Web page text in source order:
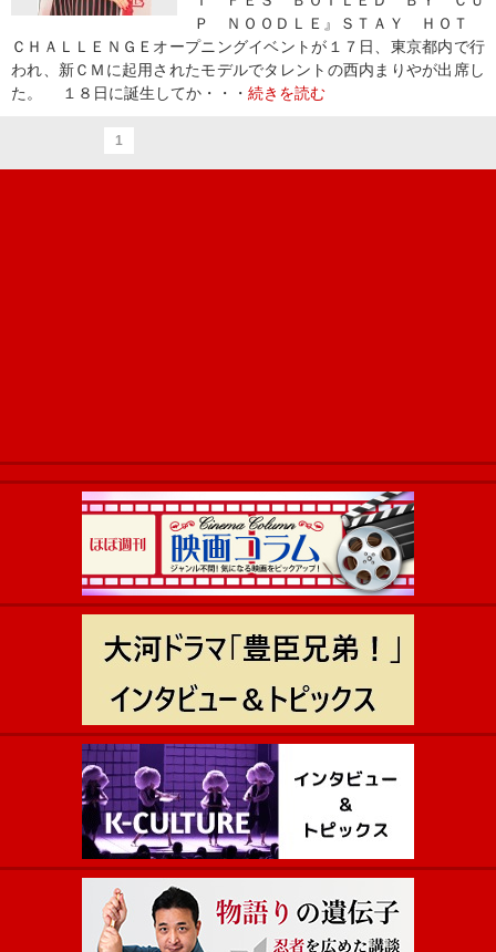
Ｐ ＮＯＯＤＬＥ』ＳＴＡＹ ＨＯＴ
ＣＨＡＬＬＥＮＧＥオープニングイベントが１７日、東京都内で行
われ、新ＣＭに起用されたモデルでタレントの西内まりやが出席し
た。 １８日に誕生してか・・・ 続きを読む
1